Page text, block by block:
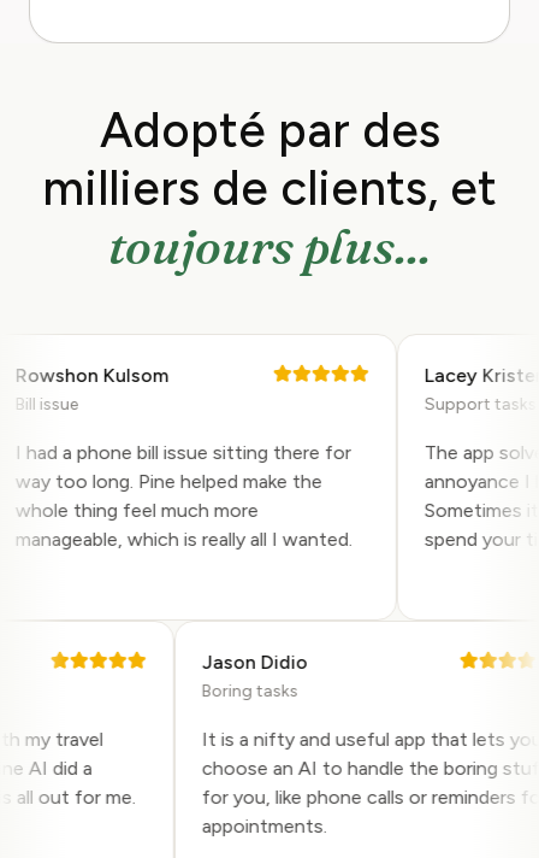
Adopté par des
milliers de clients, et
toujours plus...
Kulsom
issue
had a phone bill issue sitting there for
too long. Pine helped make the
thing feel much more
which is really all I wanted.
Lacey Kristen
Support tasks
The app
annoyance I
Sometimes it
spend your
my travel
AI did a
all out for me.
Jason Didio
Boring tasks
It is a nifty and useful app that lets
choose an AI to handle the boring
for you, like phone calls or
appointments.